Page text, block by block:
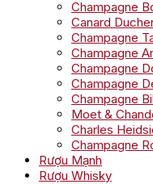
Champagne
Canard
Champagne
Champagne
Champagne
Champagne
Champagne
Moet &
Charles
Champagne
Rượu Mạnh
Rượu Whisky